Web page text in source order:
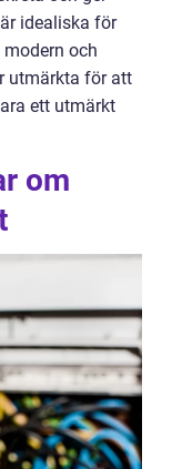
idealiska för
och
utmärkta för att
ett utmärkt
om